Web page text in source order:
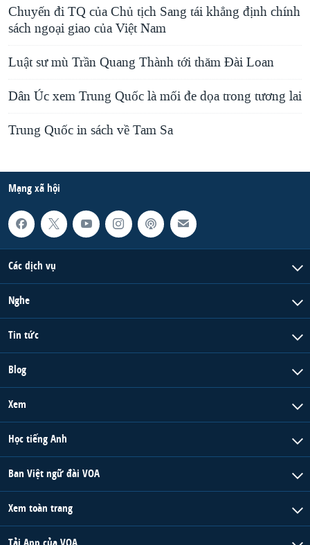
Chuyến đi TQ của Chủ tịch Sang tái khẳng định chính
sách ngoại giao của Việt Nam
Luật sư mù Trần Quang Thành tới thăm Đài Loan
Dân Úc xem Trung Quốc là mối đe dọa trong tương lai
Trung Quốc in sách về Tam Sa
Mạng xã hội
Các dịch vụ
Nghe
Tin tức
Blog
Xem
Học tiếng Anh
Ban Việt ngữ đài VOA
Xem toàn trang